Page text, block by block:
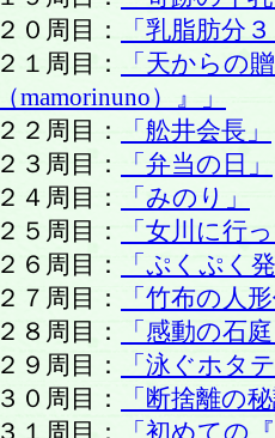
２０周目：
「乳脂肪分
２１周目：
「天からの
（mamorinuno）』」
２２周目：
「舩井会長」
２３周目：
「弁当の日」
２４周目：
「みのり」
２５周目：
「女川に行
２６周目：
「ぷくぷく
２７周目：
「竹布の人
２８周目：
「感動の石
２９周目：
「泳ぐホタ
３０周目：
「断捨離の
３１周目：
「初めての